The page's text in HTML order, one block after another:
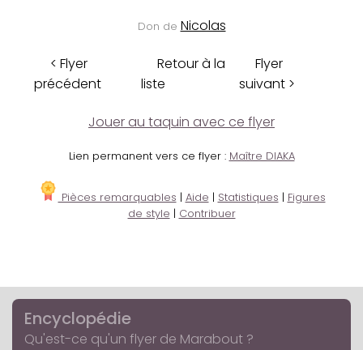
Don de Nicolas
< Flyer
précédent
Retour à la
liste
Flyer
suivant >
Jouer au taquin avec ce flyer
Lien permanent vers ce flyer : Maître DIAKA
Pièces remarquables | Aide | Statistiques | Figures
de style | Contribuer
Encyclopédie
Qu'est-ce qu'un flyer de Marabout ?